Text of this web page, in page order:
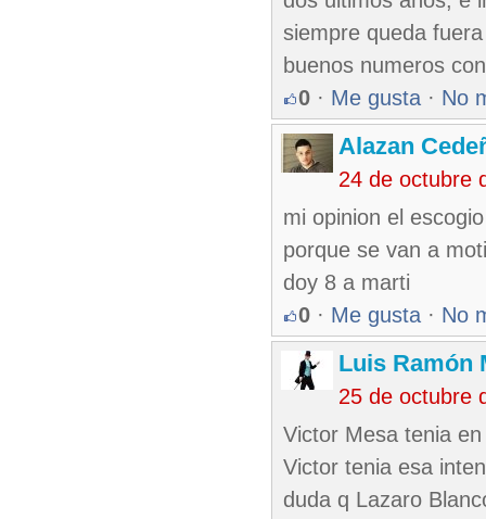
siempre queda
buenos numeros
0 · Me gusta · No
Alazan
24 de octubre
mi opinion el
porque se van a
doy 8 a marti
0 · Me gusta · No
Luis Ramón
25 de octubre
Victor Mesa tenia
Victor tenia esa
duda q Lazaro